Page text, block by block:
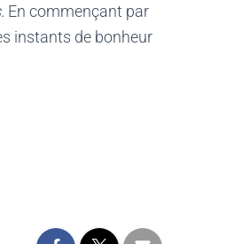
. En commençant par
instants de bonheur